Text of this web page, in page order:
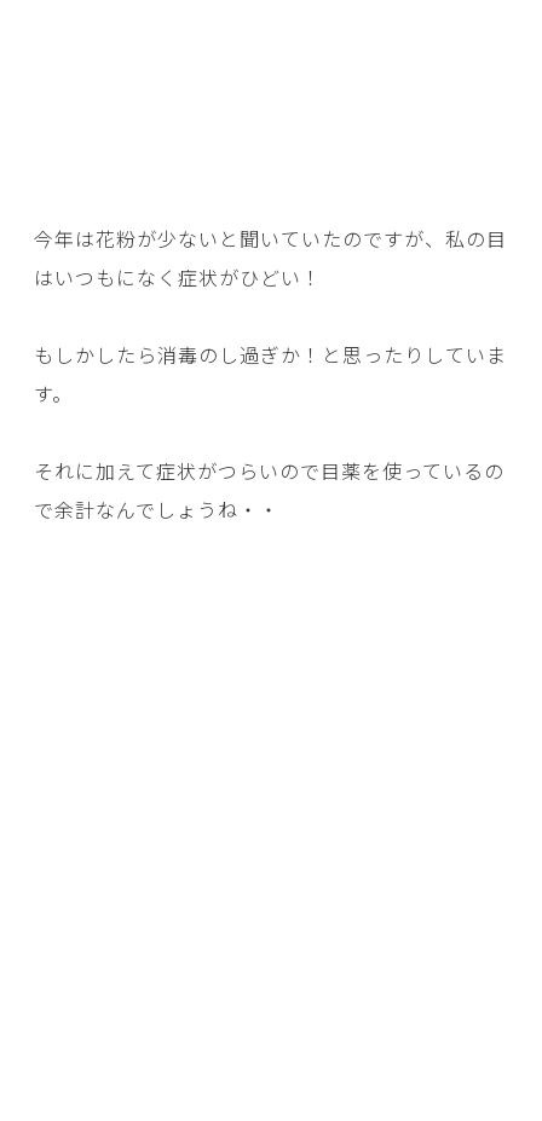
今年は花粉が少ないと聞いていたのですが、私の目
はいつもになく症状がひどい！
もしかしたら消毒のし過ぎか！と思ったりしていま
す。
それに加えて症状がつらいので目薬を使っているの
で余計なんでしょうね・・